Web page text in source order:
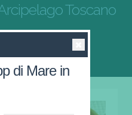
Toscano
di Mare in